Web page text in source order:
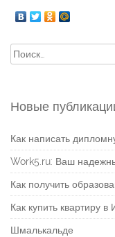
Найти:
Новые
Как написать
Work5.ru: Ваш
Как получить
Как купить квартиру в
Шмалькальде